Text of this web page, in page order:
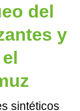
del
y
sintéticos